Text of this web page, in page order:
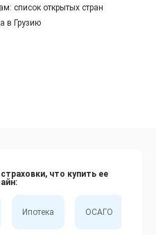
список открытых стран
в Грузию
что купить ее
Ипотека ОСАГО